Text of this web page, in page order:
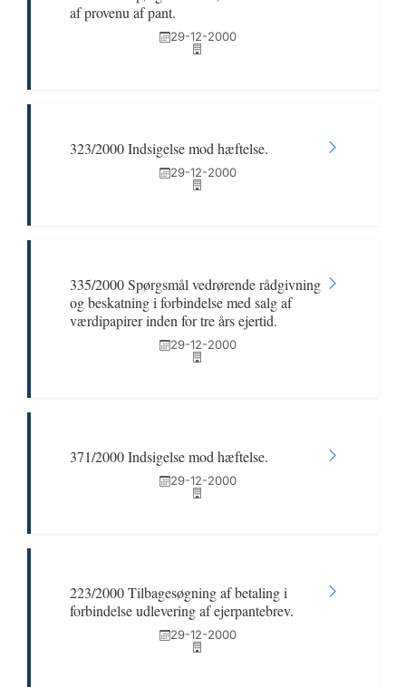
af provenu af pant.
29-12-2000
323/2000 Indsigelse mod hæftelse.
29-12-2000
335/2000 Spørgsmål vedrørende rådgivning
og beskatning i forbindelse med salg af
værdipapirer inden for tre års ejertid.
29-12-2000
371/2000 Indsigelse mod hæftelse.
29-12-2000
223/2000 Tilbagesøgning af betaling i
forbindelse udlevering af ejerpantebrev.
29-12-2000